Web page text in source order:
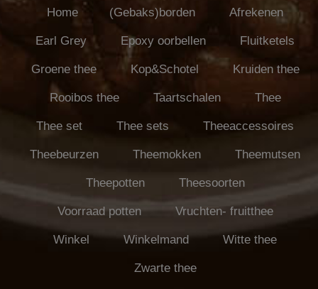
Home (Gebaks)borden Afrekenen
Earl Grey Epoxy oorbellen Fluitketels
Groene thee Kop&Schotel Kruiden thee
Rooibos thee Taartschalen Thee
Thee set Thee sets Theeaccessoires
Theebeurzen Theemokken Theemutsen
Theepotten Theesoorten
Voorraad potten Vruchten- fruitthee
Winkel Winkelmand Witte thee
Zwarte thee